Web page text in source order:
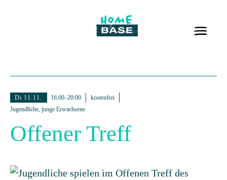
Di 11.11. 16:00–20:00
kostenfrei
Jugendliche, junge Erwachsene
Offener Treff